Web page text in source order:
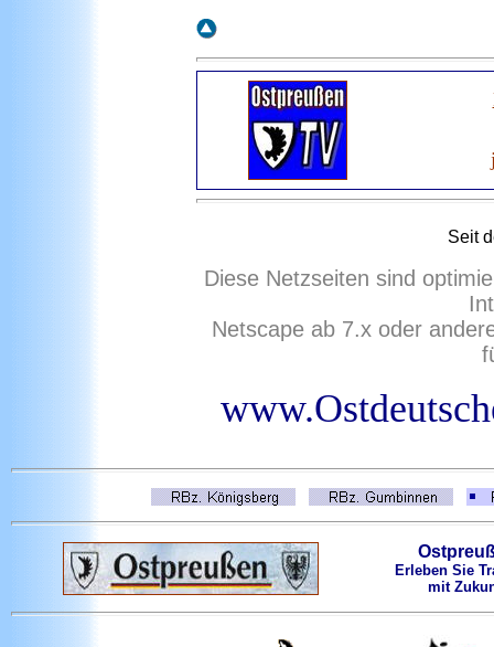
Seit
Diese Netzseiten sind
Netscape ab 7.x oder
Erleben Sie
mit